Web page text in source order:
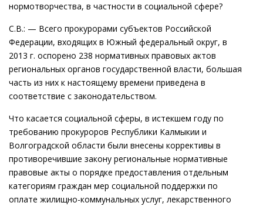
нормотворчества, в частности в социальной сфере?
С.В.: — Всего прокурорами субъектов Российской
Федерации, входящих в Южный федеральный округ, в
2013 г. оспорено 238 нормативных правовых актов
региональных органов государственной власти, большая
часть из них к настоящему времени приведена в
соответствие с законодательством.
Что касается социальной сферы, в истекшем году по
требованию прокуроров Республики Калмыкии и
Волгоградской области были внесены коррективы в
противоречившие закону региональные нормативные
правовые акты о порядке предоставления отдельным
категориям граждан мер социальной поддержки по
оплате жилищно-коммунальных услуг, лекарственного